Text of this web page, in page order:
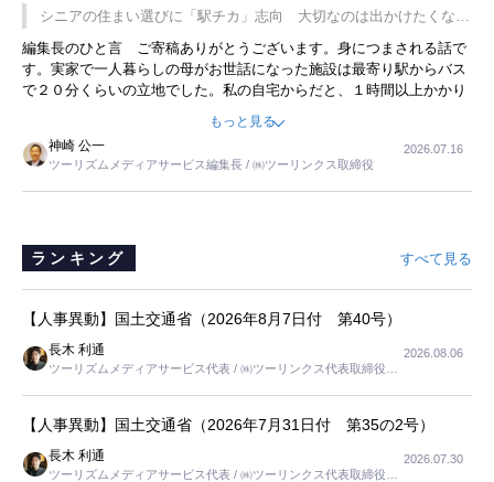
です。永井社長は、駐車場に都内ナンバーの高級外車が停まっている
ことに目をつけ、高級商品でも売れると確信したそうです。今回の記
事を懐かしく読みました。
シニアの住まい選びに「駅チカ」志向 大切なのは出かけたくなる
暮らし
編集長のひと言 ご寄稿ありがとうございます。身につまされる話で
す。実家で一人暮らしの母がお世話になった施設は最寄り駅からバス
で２０分くらいの立地でした。私の自宅からだと、１時間以上かかり
ました。母の住まいから近いという理由で、その施設を選択したので
すが、私と妹にとっては、半日仕事ででした。シニアの住まい選び
は、当人だけではなく、世話をする家族の足の便も考えない外池ない
と思いました。
もっと見る
神崎 公一
ツーリズムメディアサービス編集長 / ㈱ツーリンクス取締役
2026.07.16
ランキング すべて見る
【人事異動】国土交通省（2026年8月7日付 第40号）
長木 利通
ツーリズムメディアサービス代表 / ㈱ツーリンクス代表取締役社
2026.08.06
【人事異動】国土交通省（2026年7月31日付 第35の2号）
長木 利通
ツーリズムメディアサービス代表 / ㈱ツーリンクス代表取締役社
2026.07.30